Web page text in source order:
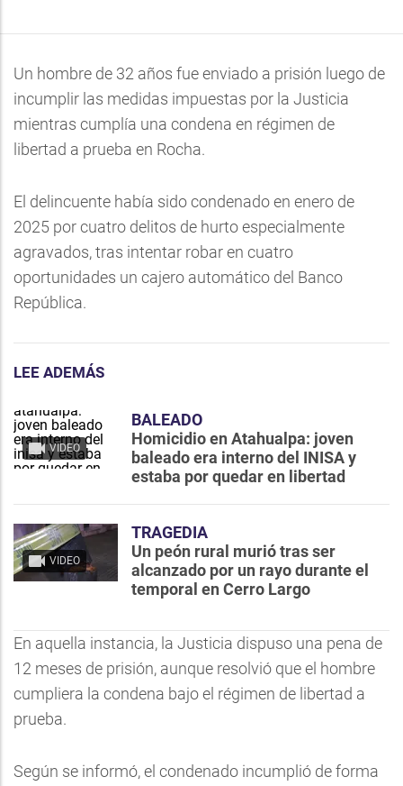
Un hombre de 32 años fue enviado a prisión luego de
incumplir las medidas impuestas por la Justicia
mientras cumplía una condena en régimen de
libertad a prueba en Rocha.
El delincuente había sido condenado en enero de
2025 por cuatro delitos de hurto especialmente
agravados, tras intentar robar en cuatro
oportunidades un cajero automático del Banco
República.
LEE ADEMÁS
VIDEO
BALEADO
Homicidio en Atahualpa: joven
baleado era interno del INISA y
estaba por quedar en libertad
VIDEO
TRAGEDIA
Un peón rural murió tras ser
alcanzado por un rayo durante el
temporal en Cerro Largo
En aquella instancia, la Justicia dispuso una pena de
12 meses de prisión, aunque resolvió que el hombre
cumpliera la condena bajo el régimen de libertad a
prueba.
Según se informó, el condenado incumplió de forma